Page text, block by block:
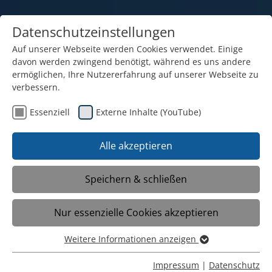
19.05.2026
Noch knapp 2 Wochen!
Unser großer MFS
Schulflohmarkt steht vor der
Tür!
Am 30. Mai ab 10 Uhr ist es wieder so
weit: Unser großer Schulflohmarkt 2026
Datenschutzeinstellungen
Auf unserer Webseite werden Cookies verwendet. Einige
davon werden zwingend benötigt, während es uns andere
ermöglichen, Ihre Nutzererfahrung auf unserer Webseite zu
verbessern.
Essenziell Externe Inhalte (YouTube)
Alle akzeptieren
Speichern & schließen
Nur essenzielle Cookies akzeptieren
Essenziell
Essenzielle Cookies werden für grundlegende Funktionen
Weitere Informationen anzeigen
Impressum | Datenschutz